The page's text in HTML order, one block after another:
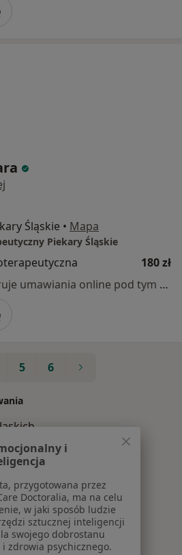
Śląskie • Mapa
Piekary Śląskie
180 zł
Specjalista nie oferuje umawiania online pod tym adresem.
5 6
w Katowicach
w Gliwicach
w Tychach
w Częstochowie
w Sosnowcu
i
przygotowana przez
Doctoralia, ma na celu
w jaki sposób ludzie
sztucznej inteligencji
swojego dobrostanu
zdrowia psychicznego.